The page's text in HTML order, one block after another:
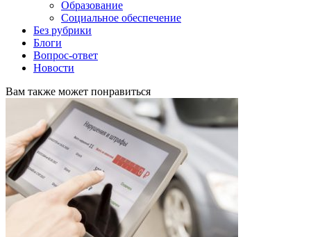
Образование
Социальное обеспечение
Без рубрики
Блоги
Вопрос-ответ
Новости
Вам также может понравиться